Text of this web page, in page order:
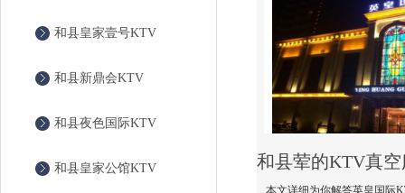
和县皇家壹号KTV
和县新鼎会KTV
和县夜色国际KTV
和县皇家公馆KTV